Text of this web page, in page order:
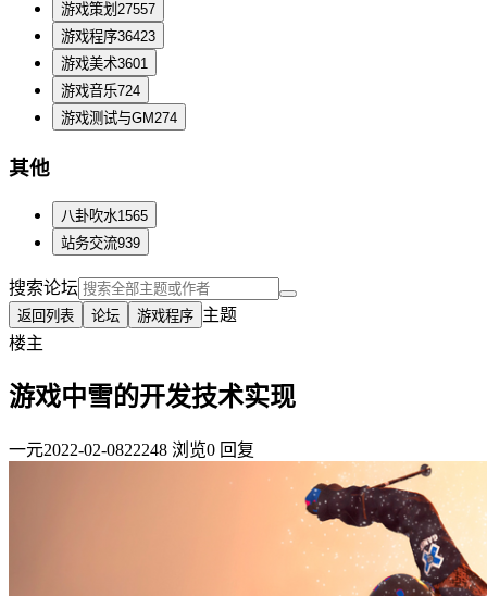
游戏策划 27557
游戏程序36423
游戏美术3601
游戏音乐724
游戏测试与GM274
其他
八卦吹水1565
站务交流939
搜索论坛
返回列表 论坛 游戏程序 主题
楼主
游戏中雪的开发技术实现
一元2022-02-0822248 浏览0 回复